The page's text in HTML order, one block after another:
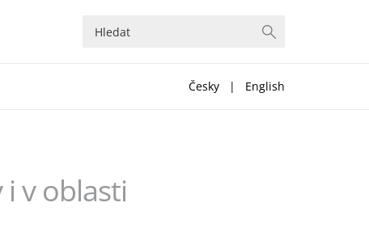
Česky | English
v oblasti